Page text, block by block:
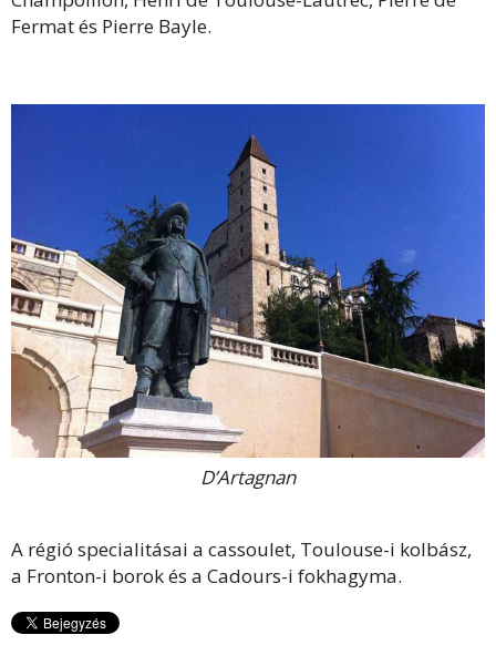
Fermat és Pierre Bayle.
D’Artagnan
A régió specialitásai a cassoulet, Toulouse-i kolbász,
a Fronton-i borok és a Cadours-i fokhagyma.